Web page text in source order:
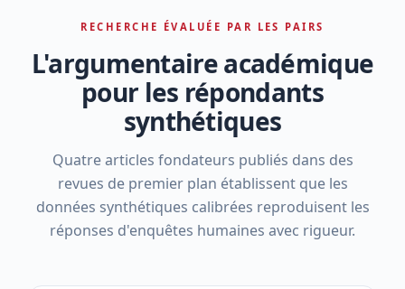
RECHERCHE ÉVALUÉE PAR LES PAIRS
L'argumentaire académique
pour les répondants
synthétiques
Quatre articles fondateurs publiés dans des
revues de premier plan établissent que les
données synthétiques calibrées reproduisent les
réponses d'enquêtes humaines avec rigueur.